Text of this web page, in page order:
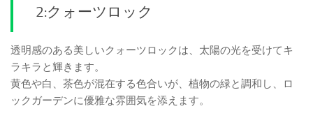
2:クォーツロック
透明感のある美しいクォーツロックは、太陽の光を受けてキ
ラキラと輝きます。
黄色や白、茶色が混在する色合いが、植物の緑と調和し、ロ
ックガーデンに優雅な雰囲気を添えます。